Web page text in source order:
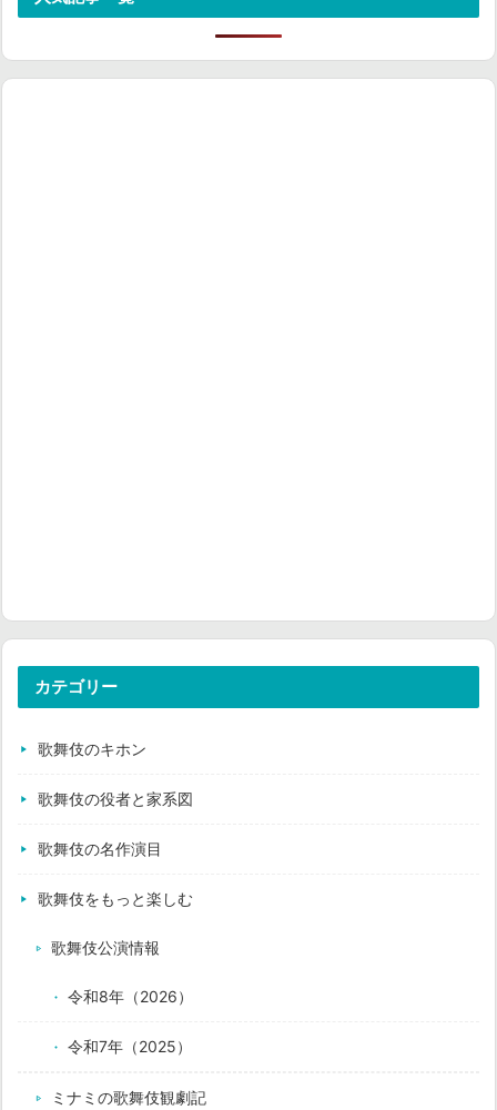
カテゴリー
歌舞伎のキホン
歌舞伎の役者と家系図
歌舞伎の名作演目
歌舞伎をもっと楽しむ
歌舞伎公演情報
令和8年（2026）
令和7年（2025）
ミナミの歌舞伎観劇記